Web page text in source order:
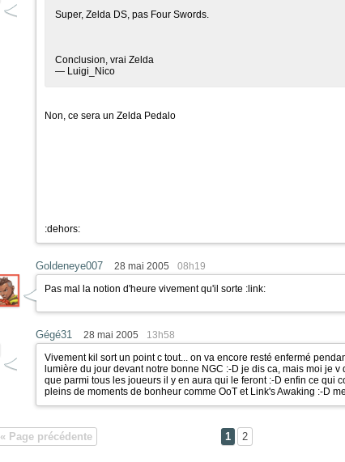
Super, Zelda DS, pas Four Swords.
Conclusion, vrai Zelda
— Luigi_Nico
Non, ce sera un Zelda Pedalo
:dehors:
Goldeneye007 28 mai 2005 08h19
Pas mal la notion d'heure vivement qu'il sorte :link:
Gégé31 28 mai 2005 13h58
Vivement kil sort un point c tout... on va encore resté enfermé
lumière du jour devant notre bonne NGC :-D je dis ca, mais moi je v
que parmi tous les joueurs il y en aura qui le feront :-D enfin ce qui
pleins de moments de bonheur comme OoT et Link's Awaking :-D
« Page précédente 1 2